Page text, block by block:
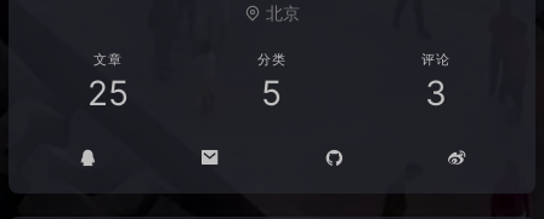
北京
文章
25
分类
5
评论
3